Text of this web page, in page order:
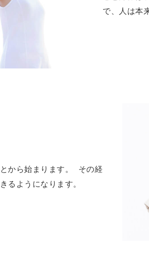
で、人は本
から始まります。 その経
るようになります。